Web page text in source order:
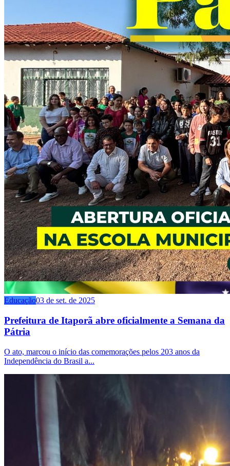
Educação03 de set. de 2025
Prefeitura de Itaporã abre oficialmente a Semana da
Pátria
O ato, marcou o início das comemorações pelos 203 anos da
Independência do Brasil a...